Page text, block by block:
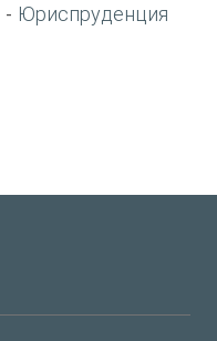
- Юриспруденция